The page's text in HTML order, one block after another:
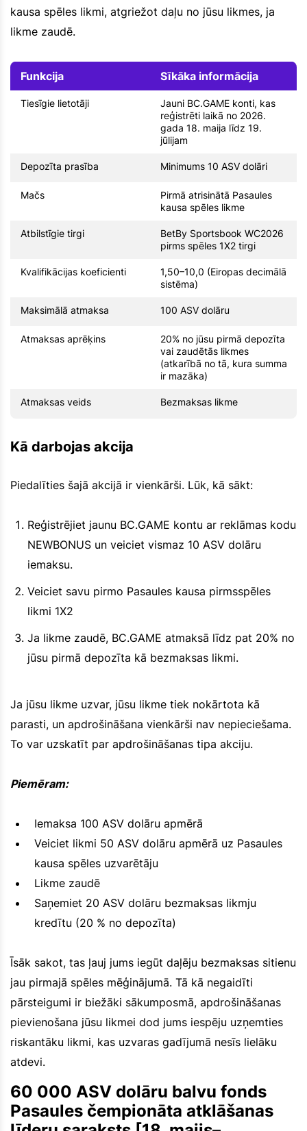
kausa spēles likmi, atgriežot daļu no jūsu likmes, ja
likme zaudē.
Funkcija Sīkāka informācija
Tiesīgie lietotāji
Jauni BC.GAME konti, kas
reģistrēti laikā no 2026.
gada 18. maija līdz 19.
jūlijam
Depozīta prasība Minimums 10 ASV dolāri
Mačs
Pirmā atrisinātā Pasaules
kausa spēles likme
Atbilstīgie tirgi
BetBy Sportsbook WC2026
pirms spēles 1X2 tirgi
Kvalifikācijas koeficienti
1,50–10,0 (Eiropas decimālā
sistēma)
Maksimālā atmaksa 100 ASV dolāru
Atmaksas aprēķins
20% no jūsu pirmā depozīta
vai zaudētās likmes
(atkarībā no tā, kura summa
ir mazāka)
Atmaksas veids Bezmaksas likme
Kā darbojas akcija
Piedalīties šajā akcijā ir vienkārši. Lūk, kā sākt:
Reģistrējiet jaunu BC.GAME kontu ar reklāmas kodu
NEWBONUS un veiciet vismaz 10 ASV dolāru
iemaksu.
Veiciet savu pirmo Pasaules kausa pirmsspēles
likmi 1X2
Ja likme zaudē, BC.GAME atmaksā līdz pat 20% no
jūsu pirmā depozīta kā bezmaksas likmi.
Ja jūsu likme uzvar, jūsu likme tiek nokārtota kā
parasti, un apdrošināšana vienkārši nav nepieciešama.
To var uzskatīt par apdrošināšanas tipa akciju.
Piemēram:
Iemaksa 100 ASV dolāru apmērā
Veiciet likmi 50 ASV dolāru apmērā uz Pasaules
kausa spēles uzvarētāju
Likme zaudē
Saņemiet 20 ASV dolāru bezmaksas likmju
kredītu (20 % no depozīta)
Īsāk sakot, tas ļauj jums iegūt daļēju bezmaksas sitienu
jau pirmajā spēles mēģinājumā. Tā kā negaidīti
pārsteigumi ir biežāki sākumposmā, apdrošināšanas
pievienošana jūsu likmei dod jums iespēju uzņemties
riskantāku likmi, kas uzvaras gadījumā nesīs lielāku
atdevi.
60 000 ASV dolāru balvu fonds
Pasaules čempionāta atklāšanas